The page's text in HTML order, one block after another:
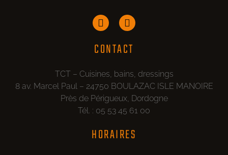
CONTACT
TCT – Cuisines, bains, dressings
8 av. Marcel Paul – 24750 BOULAZAC ISLE MANOIRE
Près de Périgueux, Dordogne
Tél. : 05 53 45 61 00
HORAIRES